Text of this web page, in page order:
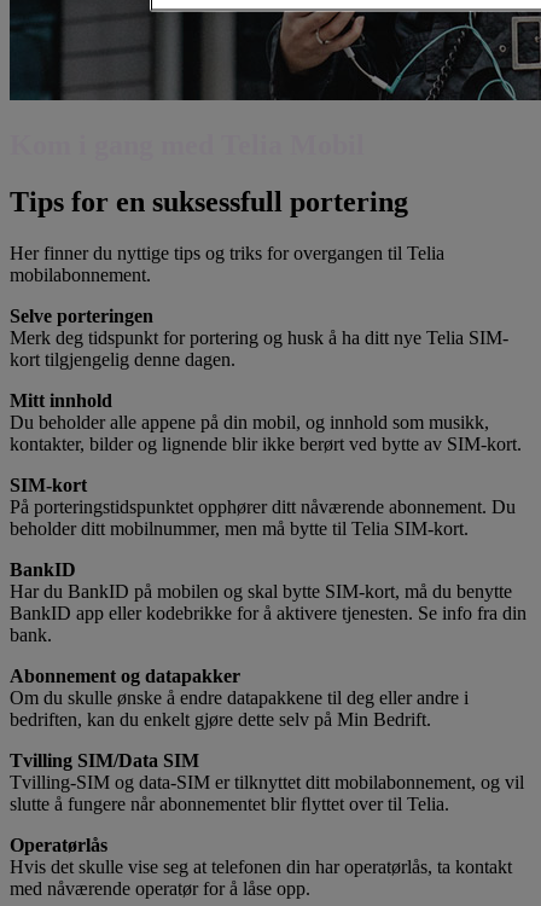
Tips for en suksessfull portering
Her finner du nyttige tips og triks for overgangen til Telia
mobilabonnement.
Selve porteringen
Merk deg tidspunkt for portering og husk å ha ditt nye Telia SIM-
kort tilgjengelig denne dagen.
Mitt innhold
Du beholder alle appene på din mobil, og innhold som musikk,
kontakter, bilder og lignende blir ikke berørt ved bytte av SIM-kort.
SIM-kort
På porteringstidspunktet opphører ditt nåværende abonnement. Du
beholder ditt mobilnummer, men må bytte til Telia SIM-kort.
BankID
Har du BankID på mobilen og skal bytte SIM-kort, må du benytte
BankID app eller kodebrikke for å aktivere tjenesten. Se info fra din
bank.
Abonnement og datapakker
Om du skulle ønske å endre datapakkene til deg eller andre i
bedriften, kan du enkelt gjøre dette selv på Min Bedrift.
Tvilling SIM/Data SIM
Tvilling-SIM og data-SIM er tilknyttet ditt mobilabonnement, og vil
slutte å fungere når abonnementet blir ﬂyttet over til Telia.
Operatørlås
Hvis det skulle vise seg at telefonen din har operatørlås, ta kontakt
med nåværende operatør for å låse opp.